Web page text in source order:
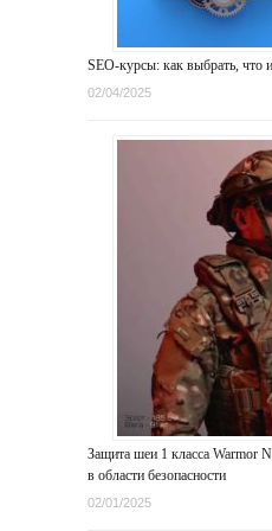
SEO-курсы: как выбрать, что
02/04/2025
Защита шеи 1 класса Warmor
в области безопасности
02/01/2025